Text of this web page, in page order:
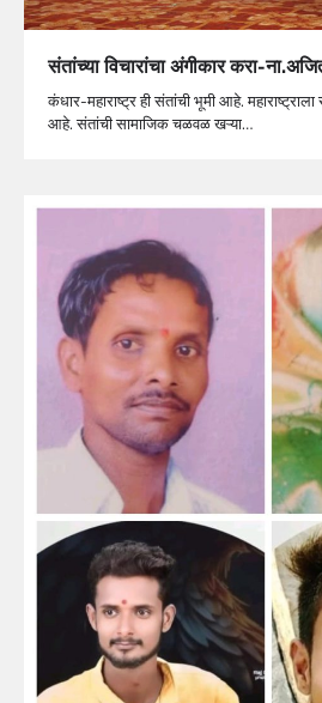
संतांच्या विचारांचा अंगीकार करा-
कंधार-महाराष्ट्र ही संतांची भूमी आहे.
आहे. संतांची सामाजिक चळवळ खऱ्या…